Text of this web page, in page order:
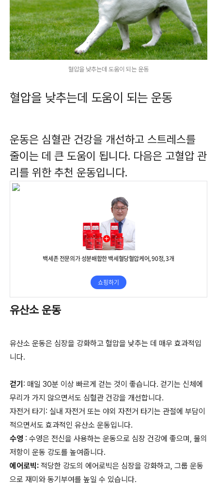
혈압을 낮추는데 도움이 되는 운동
혈압을 낮추는데 도움이 되는 운동
운동은 심혈관 건강을 개선하고 스트레스를
줄이는 데 큰 도움이 됩니다. 다음은 고혈압 관
리를 위한 추천 운동입니다.
유산소 운동
유산소 운동은 심장을 강화하고 혈압을 낮추는 데 매우 효과적입
니다.
걷기 : 매일 30분 이상 빠르게 걷는 것이 좋습니다. 걷기는 신체에
무리가 가지 않으면서도 심혈관 건강을 개선합니다.
자전거 타기: 실내 자전거 또는 야외 자전거 타기는 관절에 부담이
적으면서도 효과적인 유산소 운동입니다.
수영 : 수영은 전신을 사용하는 운동으로 심장 건강에 좋으며, 물의
저항이 운동 강도를 높여줍니다.
에어로빅: 적당한 강도의 에어로빅은 심장을 강화하고, 그룹 운동
으로 재미와 동기부여를 높일 수 있습니다.